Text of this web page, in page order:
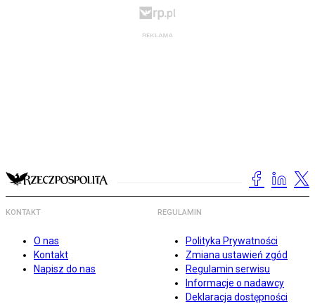
KONTAKT
O nas
Kontakt
Napisz do nas
REGULAMIN
Polityka Prywatności
Zmiana ustawień zgód
Regulamin serwisu
Informacje o nadawcy
Deklaracja dostępności